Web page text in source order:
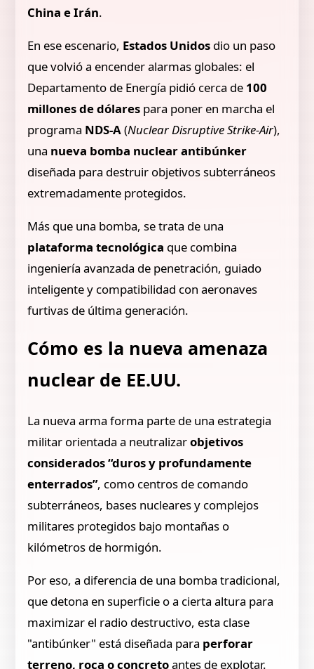
China e Irán.
En ese escenario, Estados Unidos dio un paso
que volvió a encender alarmas globales: el
Departamento de Energía pidió cerca de 100
millones de dólares para poner en marcha el
programa NDS-A(Nuclear Disruptive Strike-Air),
una nueva bomba nuclear antibúnker
diseñada para destruir objetivos subterráneos
extremadamente protegidos.
Más que una bomba, se trata de una
plataforma tecnológica que combina
ingeniería avanzada de penetración, guiado
inteligente y compatibilidad con aeronaves
furtivas de última generación.
Cómo es la nueva amenaza
nuclear de EE.UU.
La nueva arma forma parte de una estrategia
militar orientada a neutralizarobjetivos
considerados “duros y profundamente
enterrados”, como centros de comando
subterráneos, bases nucleares y complejos
militares protegidos bajo montañas o
kilómetros de hormigón.
Por eso, a diferencia de una bomba tradicional,
que detona en superficie o a cierta altura para
maximizar el radio destructivo, esta clase
"antibúnker" está diseñada para perforar
terreno, roca o concretoantes de explotar.